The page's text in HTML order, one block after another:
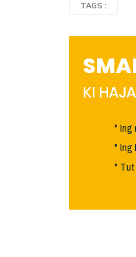
TAGS :
KI
" Ing
" Ing
"